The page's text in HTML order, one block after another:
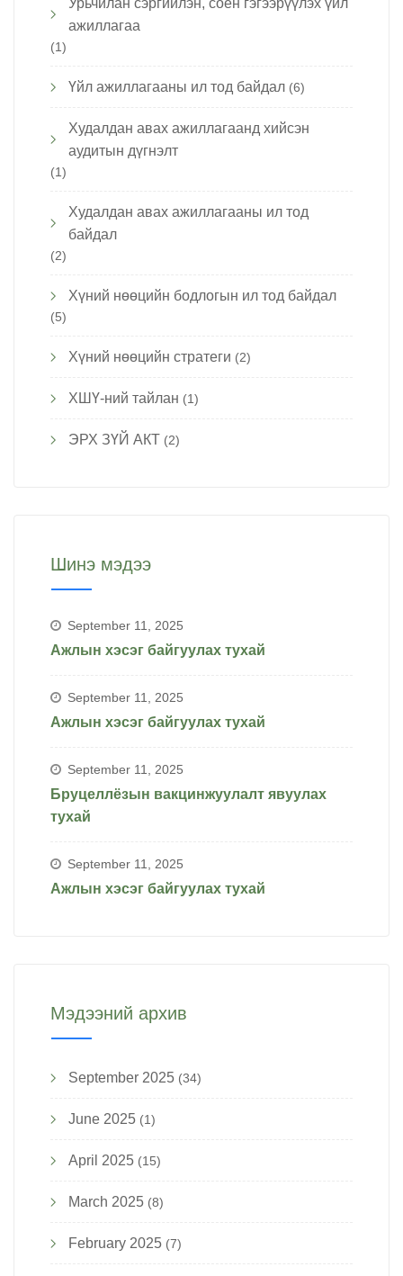
Урьчилан сэргийлэн, соён гэгээрүүлэх үйл
ажиллагаа
(1)
Үйл ажиллагааны ил тод байдал (6)
Худалдан авах ажиллагаанд хийсэн
аудитын дүгнэлт
(1)
Худалдан авах ажиллагааны ил тод
байдал
(2)
Хүний нөөцийн бодлогын ил тод байдал
(5)
Хүний нөөцийн стратеги (2)
ХШҮ-ний тайлан (1)
ЭРХ ЗҮЙ АКТ (2)
Шинэ мэдээ
September 11, 2025
Ажлын хэсэг байгуулах тухай
September 11, 2025
Ажлын хэсэг байгуулах тухай
September 11, 2025
Бруцеллёзын вакцинжуулалт явуулах
тухай
September 11, 2025
Ажлын хэсэг байгуулах тухай
Мэдээний архив
September 2025 (34)
June 2025 (1)
April 2025 (15)
March 2025 (8)
February 2025 (7)